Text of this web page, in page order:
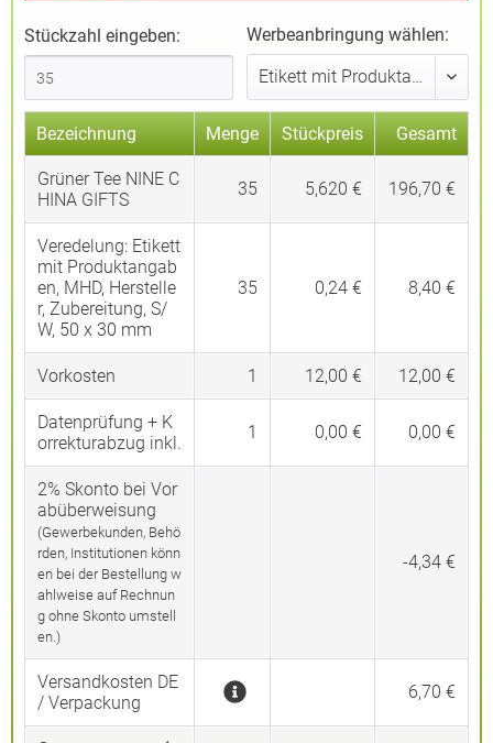
Stückzahl eingeben: Werbeanbringung wählen:
Bezeichnung Menge Stückpreis Gesamt
Grüner Tee NINE C
HINA GIFTS
35 5,620 € 196,70 €
Veredelung: Etikett
mit Produktangab
en, MHD, Herstelle
r, Zubereitung, S/
W, 50 x 30 mm
35 0,24 € 8,40 €
Vorkosten 1 12,00 € 12,00 €
Datenprüfung + K
orrekturabzug inkl.
1 0,00 € 0,00 €
2% Skonto bei Vor
abüberweisung
(Gewerbekunden, Behö
rden, Institutionen könn
en bei der Bestellung w
ahlweise auf Rechnun
g ohne Skonto umstell
en.)
-4,34 €
Versandkosten DE
/ Verpackung
6,70 €